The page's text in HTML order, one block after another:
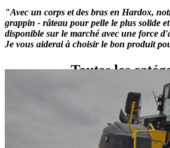
CHENILLES LARGEUR 200MM
CHENILLES LARGEUR 230MM
CHENILLES LARGEUR 250MM
CHENILLES LARGEUR 260MM
CHENILLES LARGEUR 300MM
CHENILLES LARGEUR 350MM
CHENILLES LARGEUR 380MM
CHENILLES LARGEUR 400MM
CHENILLES LARGEUR 450MM
CHENILLES LARGEUR 457MM
CHENILLES LARGEUR 485MM
CHENILLES LARGEUR
CHENILLES LARGEUR
CHENILLES LARGEUR
CHENILLES LARGEUR
CHENILLES LARGEUR
CHENILLES LARGEUR
CHENILLES LARGEUR
CHENILLES LARGEUR
CHENILLES LARGEUR
CHENILLES LARGEUR
CHENILLES LARGEUR
CHENILLES LARGEUR
"Avec un corps et des bras en Hardox,
grappin - râteau pour pelle le plus solide
disponible sur le marché avec une force
Je vous aiderai à choisir le bon produit
Toutes les